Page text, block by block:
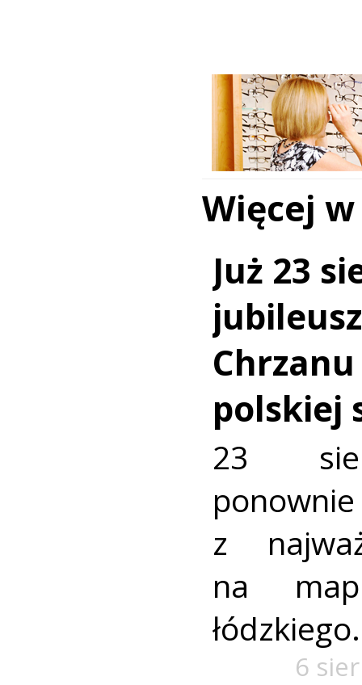
Więcej
Już 23
polskiej
23
z
na
łódzkiego.
6